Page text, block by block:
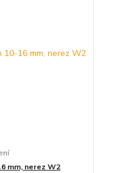
mm, nerez W2